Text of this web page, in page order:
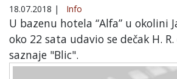
18.07.2018 | Info
U bazenu hotela “Alfa” u okolini
oko 22 sata udavio se dečak H.
saznaje "Blic".